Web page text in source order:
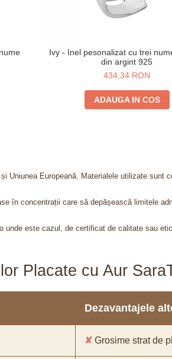
Ivy - Inel pesonalizat cu trei
din argint 925
434,34 RON
ADAUGA IN COS
Europeană. Materialele utilizate sunt
în concentrații care să depășească limitele
este cazul, de certificat de calitate sau
Placate cu Aur
Dezavantajele
✘ Grosime strat de